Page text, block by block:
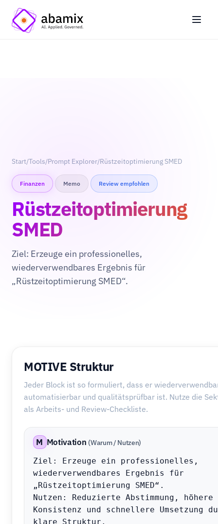
Start/Tools/Prompt Explorer/Rüstzeitoptimierung SMED
Finanzen Memo Review empfohlen
Rüstzeitoptimierung
SMED
Ziel: Erzeuge ein professionelles,
wiederverwendbares Ergebnis für
„Rüstzeitoptimierung SMED“.
MOTIVE Struktur
Jeder Block ist so formuliert, dass er
automatisierbar und qualitätsprüfbar ist. Nutze die
als Arbeits- und Review-Checkliste.
M Motivation (Warum / Nutzen)
Ziel: Erzeuge ein professionelles,
wiederverwendbares Ergebnis für
„Rüstzeitoptimierung SMED“.
Nutzen: Reduzierte Abstimmung, höhere
Konsistenz und schnellere Umsetzung
klare Struktur.